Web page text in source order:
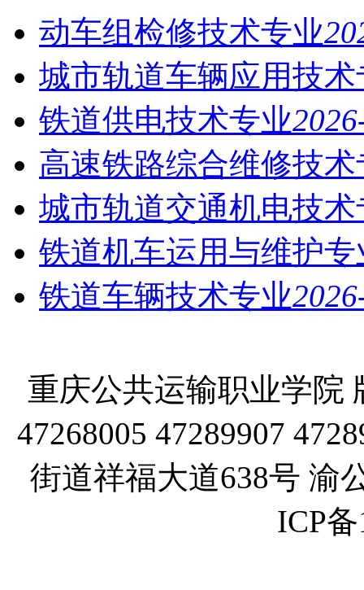
动车组检修技术专业
城市轨道车辆应用技术
铁道供电技术专业
高速铁路综合维修技术
城市轨道交通机电技术
铁道机车运用与维护专
铁道车辆技术专业
重庆公共运输职业学院
47268005 47289907
街道祥福大道638号 渝
ICP